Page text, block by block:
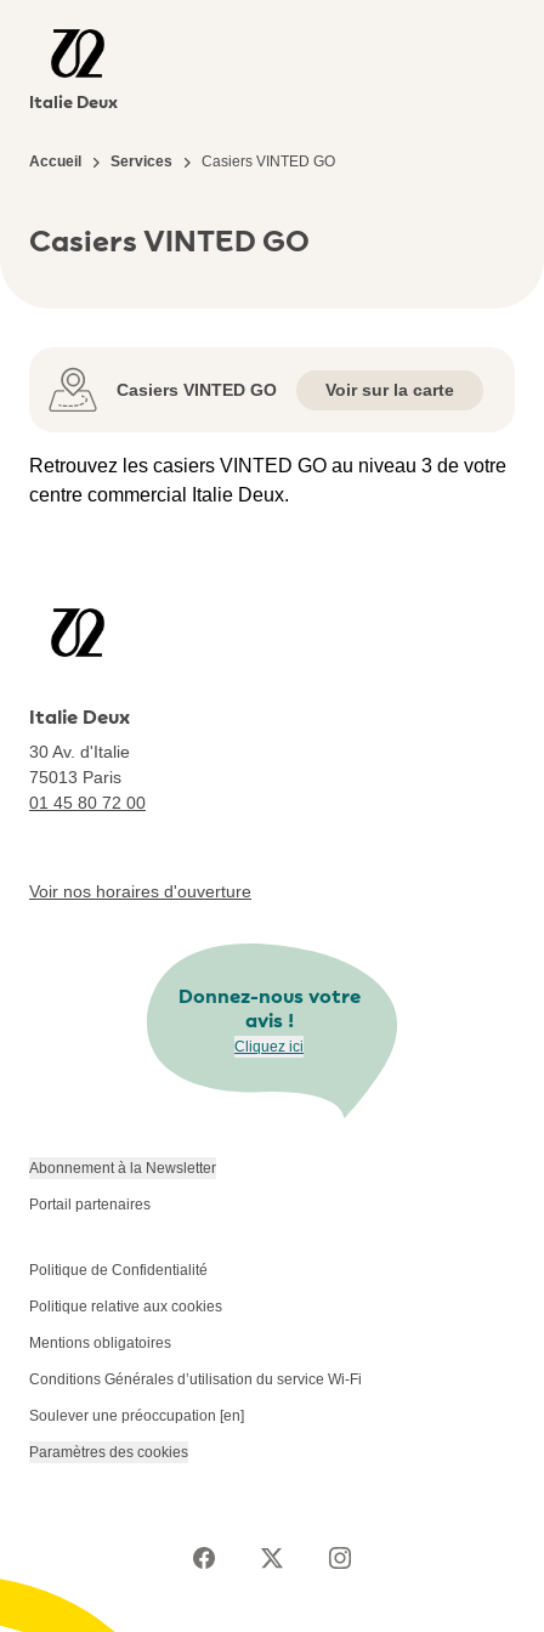
Italie Deux
Accueil Services Casiers VINTED GO
Casiers VINTED GO
Casiers VINTED GO Voir sur la carte
Retrouvez les casiers VINTED GO au niveau 3 de votre
centre commercial Italie Deux.
Italie Deux
30 Av. d'Italie
75013 Paris
01 45 80 72 00
Voir nos horaires d'ouverture
Donnez-nous votre
avis !
Cliquez ici
Abonnement à la Newsletter
Portail partenaires
Politique de Confidentialité
Politique relative aux cookies
Mentions obligatoires
Conditions Générales d’utilisation du service Wi-Fi
Soulever une préoccupation [en]
Paramètres des cookies